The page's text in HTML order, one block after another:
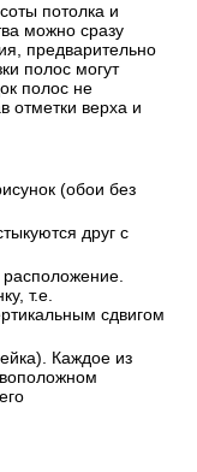
потолка и
можно сразу
предварительно
полос могут
полос не
отметки верха и
(обои без
друг с
т.е.
сдвигом
Каждое из